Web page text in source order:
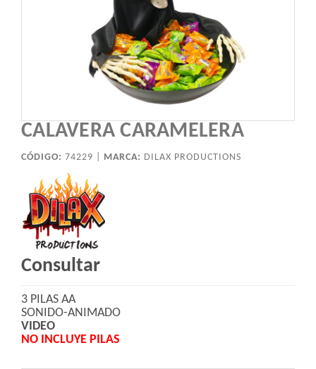
CALAVERA CARAMELERA
CÓDIGO: 74229 | MARCA: DILAX PRODUCTIONS
Consultar
3 PILAS AA
SONIDO-ANIMADO
VIDEO
NO INCLUYE PILAS